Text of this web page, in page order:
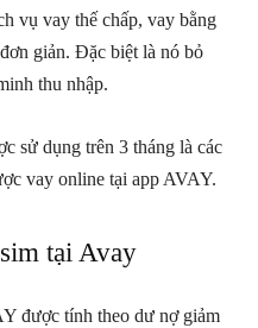
vụ vay thế chấp, vay bằng
giản. Đặc biệt là nó bỏ
thu nhập.
sử dụng trên 3 tháng là các
vay online tại app AVAY.
tại Avay
được tính theo dư nợ giảm